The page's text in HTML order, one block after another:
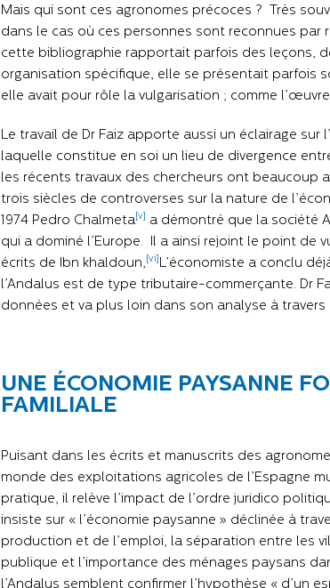
Mais qui sont ces agronomes précoces ? Très
dans le cas où ces personnes sont reconnues
cette bibliographie rapportait parfois des leçons,
organisation spécifique, elle se présentait parfois
elle avait pour rôle la vulgarisation ; comme l’œuvre
Le travail de Dr Faiz apporte aussi un éclairage sur
laquelle constitue en soi un lieu de divergence
les récents travaux des chercheurs ont beaucoup
trois siècles de controverses sur la nature de
1974 Pedro Chalmeta [v]
a démontré que la société
qui a dominé l’Europe. Il a ainsi rejoint le point de
écrits de Ibn khaldoun, [vi] L’économiste a conclu
l’Andalus est de type tributaire-commerçante. Dr
données et va plus loin dans son analyse à
UNE ÉCONOMIE PAYSANNE
FAMILIALE
Puisant dans les écrits et manuscrits des
monde des exploitations agricoles de l’Espagne
pratique, il relève l’impact de l’ordre juridico
insiste sur « l’économie paysanne » déclinée à
production et de l’emploi, la séparation entre les
publique et l’importance des ménages paysans
l’Andalus semblent confirmer l’hypothèse « d’un